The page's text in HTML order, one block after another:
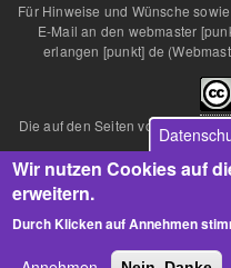
Für Hinweise und Wünsche
E-Mail an den webmaster
erlangen [punkt] de
Die auf den Seiten von
sind
Creative Commons
Über diese Lizenz
unter
Wir nutzen Cookies auf
erweitern.
Durch Klicken auf Annehmen